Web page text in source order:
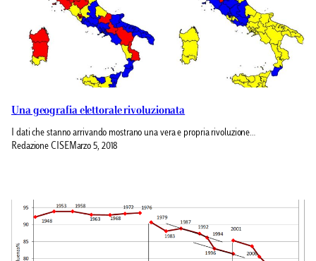
Una geografia elettorale rivoluzionata
I dati che stanno arrivando mostrano una vera e propria rivoluzione…
Redazione CISEMarzo 5, 2018